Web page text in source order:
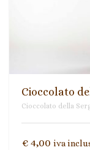
Cioccolato
Cioccolato della
€ 4,00 iva